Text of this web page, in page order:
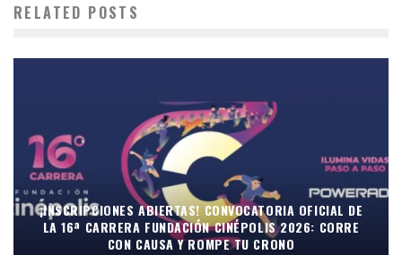
RELATED POSTS
¡INSCRIPCIONES ABIERTAS! CONVOCATORIA OFICIAL DE
LA 16ª CARRERA FUNDACIÓN CINÉPOLIS 2026: CORRE
CON CAUSA Y ROMPE TU CRONO